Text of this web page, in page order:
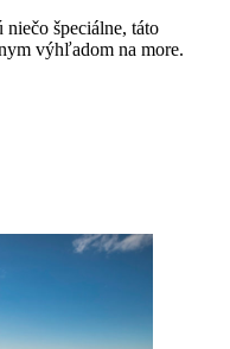
špeciálne, táto
výhľadom na more.